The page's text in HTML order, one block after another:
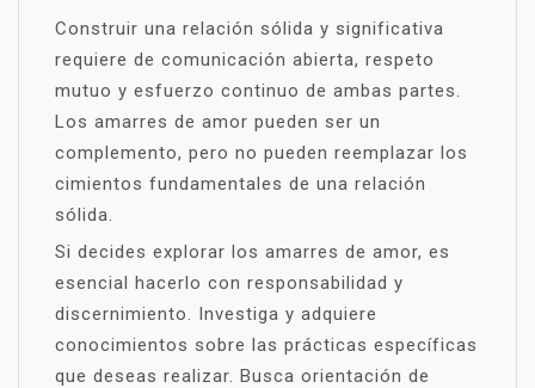
Construir una relación sólida y significativa
requiere de comunicación abierta, respeto
mutuo y esfuerzo continuo de ambas partes.
Los amarres de amor pueden ser un
complemento, pero no pueden reemplazar los
cimientos fundamentales de una relación
sólida.
Si decides explorar los amarres de amor, es
esencial hacerlo con responsabilidad y
discernimiento. Investiga y adquiere
conocimientos sobre las prácticas específicas
que deseas realizar. Busca orientación de